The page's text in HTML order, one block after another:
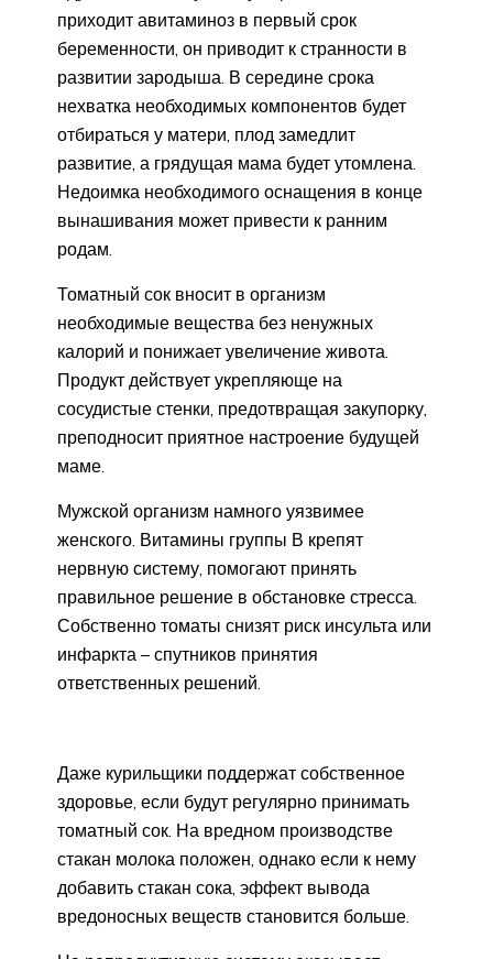
приходит авитаминоз в первый срок
беременности, он приводит к странности в
развитии зародыша. В середине срока
нехватка необходимых компонентов будет
отбираться у матери, плод замедлит
развитие, а грядущая мама будет утомлена.
Недоимка необходимого оснащения в конце
вынашивания может привести к ранним
родам.
Томатный сок вносит в организм
необходимые вещества без ненужных
калорий и понижает увеличение живота.
Продукт действует укрепляюще на
сосудистые стенки, предотвращая закупорку,
преподносит приятное настроение будущей
маме.
Мужской организм намного уязвимее
женского. Витамины группы В крепят
нервную систему, помогают принять
правильное решение в обстановке стресса.
Собственно томаты снизят риск инсульта или
инфаркта – спутников принятия
ответственных решений.
Даже курильщики поддержат собственное
здоровье, если будут регулярно принимать
томатный сок. На вредном производстве
стакан молока положен, однако если к нему
добавить стакан сока, эффект вывода
вредоносных веществ становится больше.